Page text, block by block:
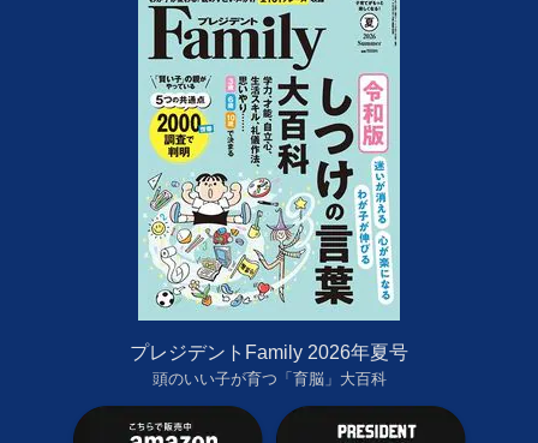
プレジデントFamily 2026年夏号
頭のいい子が育つ「育脳」大百科